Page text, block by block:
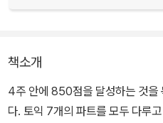
책소개
4주 안에 850점을 달성하는 것을
다. 토익 7개의 파트를 모두 다루